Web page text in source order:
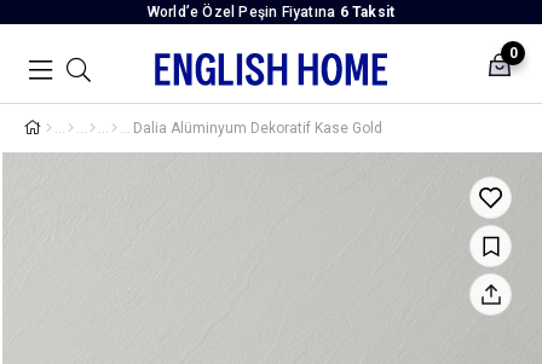
World’e Özel Peşin Fiyatına 6 Taksit
0
Dalia Alüminyum Dekoratif Kase Gold